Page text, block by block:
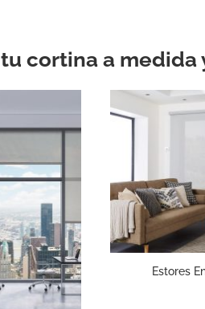
cortina a
Estores